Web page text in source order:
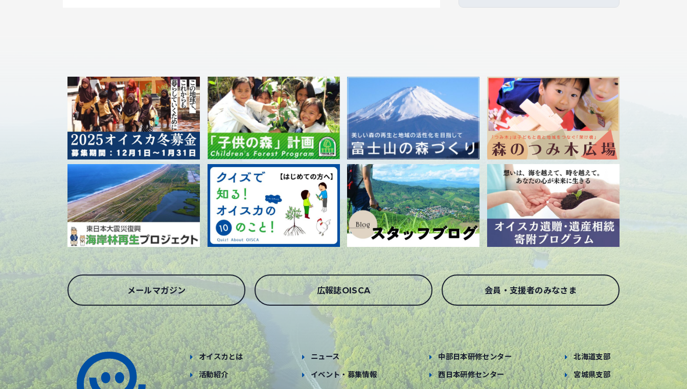
メールマガジン 広報誌OISCA 会員・支援者のみなさま
オイスカとは
活動紹介
ニュース
イベント・募集情報
中部日本研修センター
西日本研修センター
北海道支部
宮城県支部